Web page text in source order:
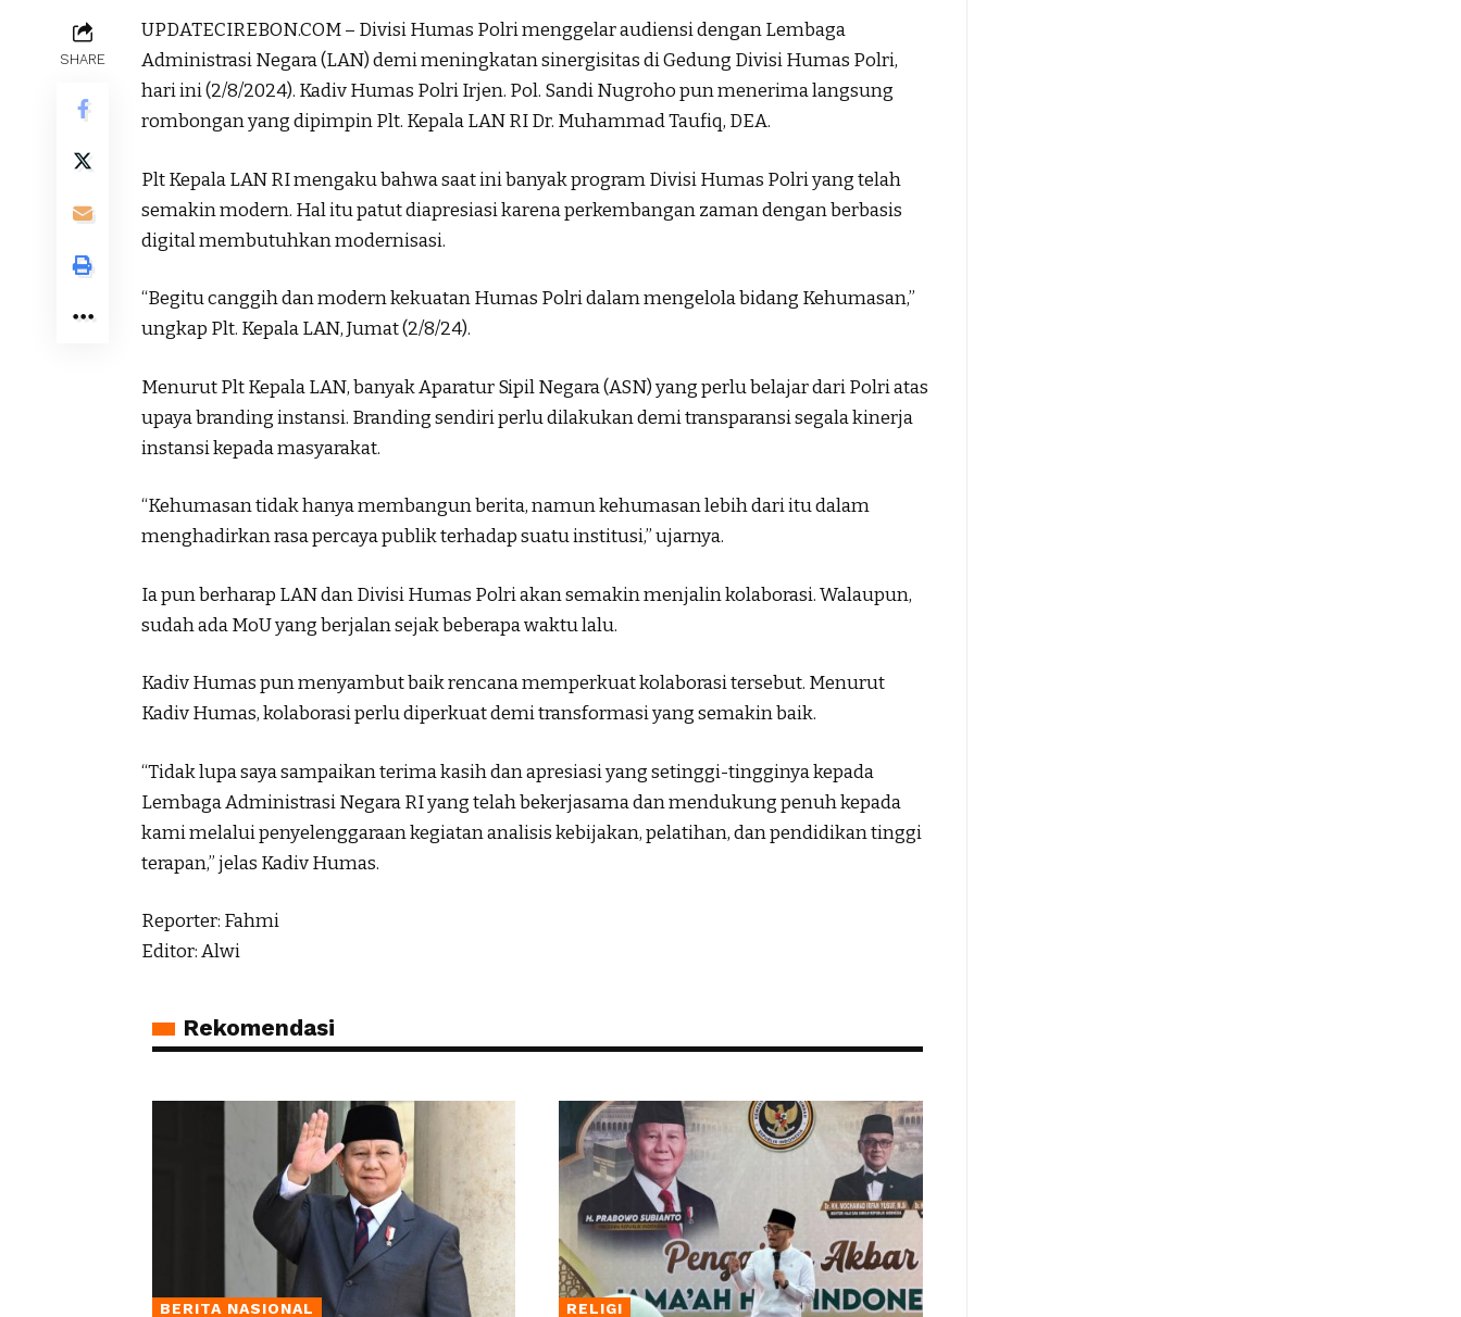
SHARE
UPDATECIREBON.COM – Divisi Humas Polri menggelar audiensi dengan Lembaga
Administrasi Negara (LAN) demi meningkatan sinergisitas di Gedung Divisi Humas Polri,
hari ini (2/8/2024). Kadiv Humas Polri Irjen. Pol. Sandi Nugroho pun menerima langsung
rombongan yang dipimpin Plt. Kepala LAN RI Dr. Muhammad Taufiq, DEA.
Plt Kepala LAN RI mengaku bahwa saat ini banyak program Divisi Humas Polri yang telah
semakin modern. Hal itu patut diapresiasi karena perkembangan zaman dengan berbasis
digital membutuhkan modernisasi.
“Begitu canggih dan modern kekuatan Humas Polri dalam mengelola bidang Kehumasan,”
ungkap Plt. Kepala LAN, Jumat (2/8/24).
Menurut Plt Kepala LAN, banyak Aparatur Sipil Negara (ASN) yang perlu belajar dari Polri atas
upaya branding instansi. Branding sendiri perlu dilakukan demi transparansi segala kinerja
instansi kepada masyarakat.
“Kehumasan tidak hanya membangun berita, namun kehumasan lebih dari itu dalam
menghadirkan rasa percaya publik terhadap suatu institusi,” ujarnya.
Ia pun berharap LAN dan Divisi Humas Polri akan semakin menjalin kolaborasi. Walaupun,
sudah ada MoU yang berjalan sejak beberapa waktu lalu.
Kadiv Humas pun menyambut baik rencana memperkuat kolaborasi tersebut. Menurut
Kadiv Humas, kolaborasi perlu diperkuat demi transformasi yang semakin baik.
“Tidak lupa saya sampaikan terima kasih dan apresiasi yang setinggi-tingginya kepada
Lembaga Administrasi Negara RI yang telah bekerjasama dan mendukung penuh kepada
kami melalui penyelenggaraan kegiatan analisis kebijakan, pelatihan, dan pendidikan tinggi
terapan,” jelas Kadiv Humas.
Reporter: Fahmi
Editor: Alwi
Rekomendasi
BERITA NASIONAL RELIGI